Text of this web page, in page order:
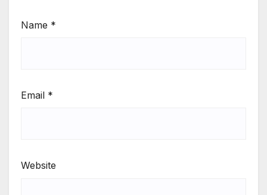
Name *
Email *
Website